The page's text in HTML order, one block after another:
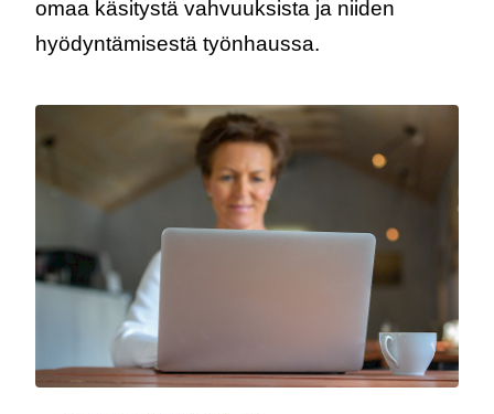
omaa käsitystä vahvuuksista ja niiden
hyödyntämisestä työnhaussa.